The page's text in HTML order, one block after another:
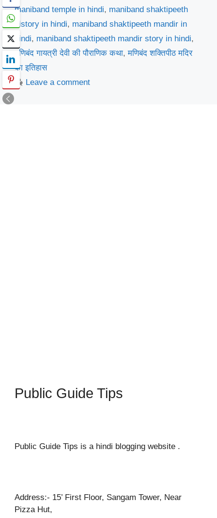
maniband temple in hindi, maniband shaktipeeth
history in hindi, maniband shaktipeeth mandir in
hindi, maniband shaktipeeth mandir story in hindi,
मणिबंद गायत्री देवी की पौराणिक कथा,मणिबंद शक्तिपीठ मदिर
का इतिहास
Leave a comment
Public Guide Tips
Public Guide Tips is a hindi blogging website .
Address:- 15’ First Floor, Sangam Tower, Near
Pizza Hut,